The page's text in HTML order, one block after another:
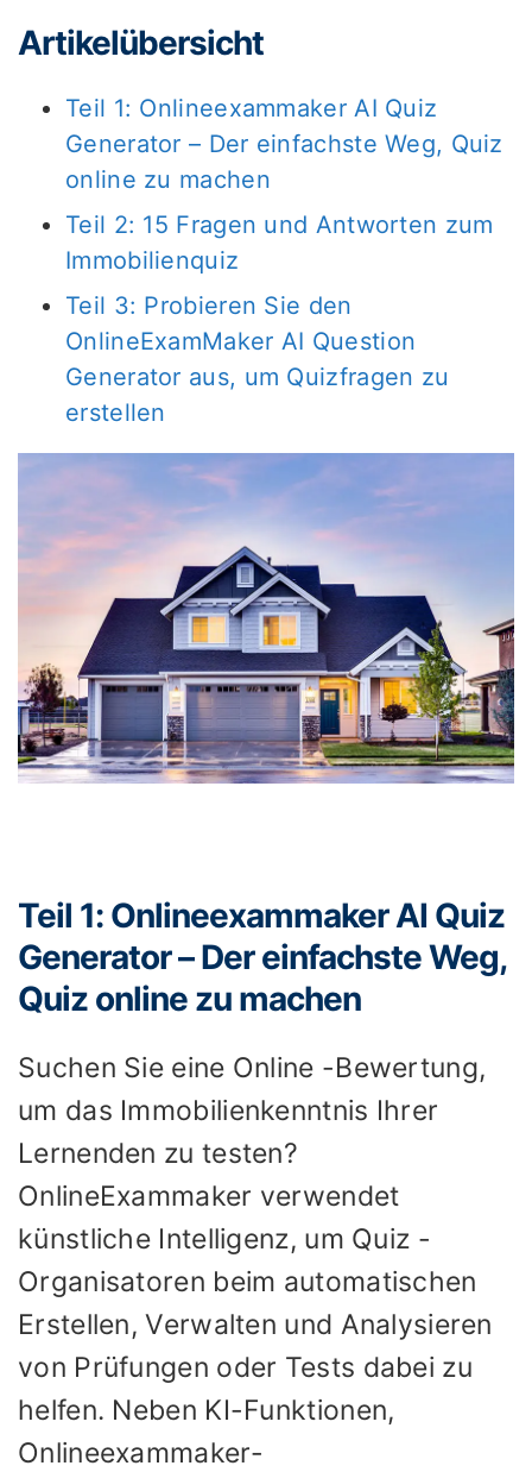
Artikelübersicht
Teil 1: Onlineexammaker AI Quiz
Generator – Der einfachste Weg, Quiz
online zu machen
Teil 2: 15 Fragen und Antworten zum
Immobilienquiz
Teil 3: Probieren Sie den
OnlineExamMaker AI Question
Generator aus, um Quizfragen zu
erstellen
Teil 1: Onlineexammaker AI Quiz
Generator – Der einfachste Weg,
Quiz online zu machen
Suchen Sie eine Online -Bewertung,
um das Immobilienkenntnis Ihrer
Lernenden zu testen?
OnlineExammaker verwendet
künstliche Intelligenz, um Quiz -
Organisatoren beim automatischen
Erstellen, Verwalten und Analysieren
von Prüfungen oder Tests dabei zu
helfen. Neben KI-Funktionen,
Onlineexammaker-